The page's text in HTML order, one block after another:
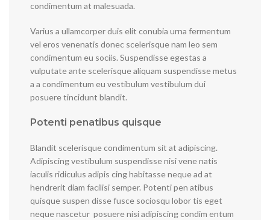
condimentum at malesuada.
Varius a ullamcorper duis elit conubia urna fermentum
vel eros venenatis donec scelerisque nam leo sem
condimentum eu sociis. Suspendisse egestas a
vulputate ante scelerisque aliquam suspendisse metus
a a condimentum eu vestibulum vestibulum dui
posuere tincidunt blandit.
Potenti penatibus quisque
Blandit scelerisque condimentum sit at adipiscing.
Adipiscing vestibulum suspendisse nisi vene natis
iaculis ridiculus adipis cing habitasse neque ad at
hendrerit diam facilisi semper. Potenti pen atibus
quisque suspen disse fusce sociosqu lobor tis eget
neque nascetur posuere nisi adipiscing condim entum